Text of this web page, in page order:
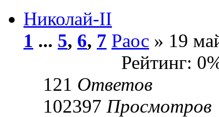
Николай-II
1 ... 5, 6, 7 Раос » 19
Рейтинг:
121 Ответов
102397 Просмотров